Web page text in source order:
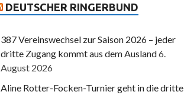
DEUTSCHER RINGERBUND
387 Vereinswechsel zur Saison 2026 – jeder
dritte Zugang kommt aus dem Ausland6.
August 2026
Aline Rotter-Focken-Turnier geht in die dritte